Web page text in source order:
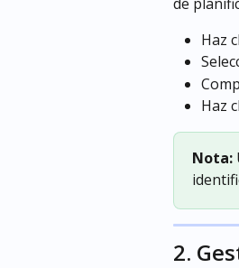
Haz
Haz
Nota:
2.